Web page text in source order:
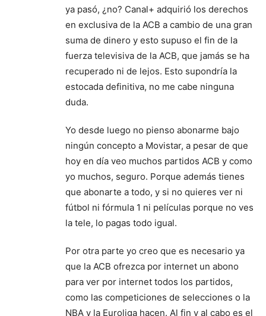
ya pasó, ¿no? Canal+ adquirió los derechos
en exclusiva de la ACB a cambio de una gran
suma de dinero y esto supuso el fin de la
fuerza televisiva de la ACB, que jamás se ha
recuperado ni de lejos. Esto supondría la
estocada definitiva, no me cabe ninguna
duda.
Yo desde luego no pienso abonarme bajo
ningún concepto a Movistar, a pesar de que
hoy en día veo muchos partidos ACB y como
yo muchos, seguro. Porque además tienes
que abonarte a todo, y si no quieres ver ni
fútbol ni fórmula 1 ni películas porque no ves
la tele, lo pagas todo igual.
Por otra parte yo creo que es necesario ya
que la ACB ofrezca por internet un abono
para ver por internet todos los partidos,
como las competiciones de selecciones o la
NBA y la Euroliga hacen. Al fin y al cabo es el